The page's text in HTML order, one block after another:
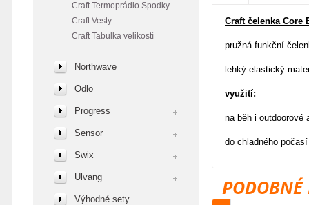
Craft Termoprádlo Spodky
Craft Vesty
Craft Tabulka velikostí
Northwave
Odlo
Progress
Sensor
Swix
Ulvang
Výhodné sety
Craft čelenka Core
pružná funkční
lehký elastický
využití:
na běh i outdoorové
do chladného počasí
PODOBNÉ